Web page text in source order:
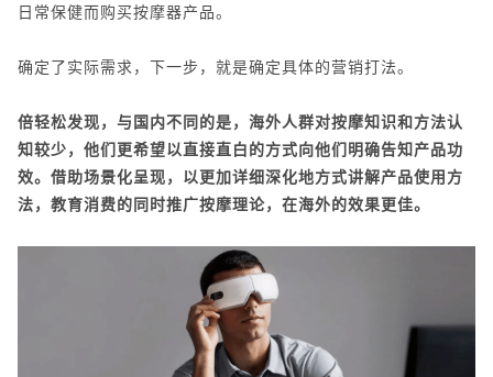
日常保健而购买按摩器产品。
确定了实际需求，下一步，就是确定具体的营销打法。
倍轻松发现，与国内不同的是，海外人群对按摩知识和方法认
知较少，他们更希望以直接直白的方式向他们明确告知产品功
效。借助场景化呈现，以更加详细深化地方式讲解产品使用方
法，教育消费的同时推广按摩理论，在海外的效果更佳。